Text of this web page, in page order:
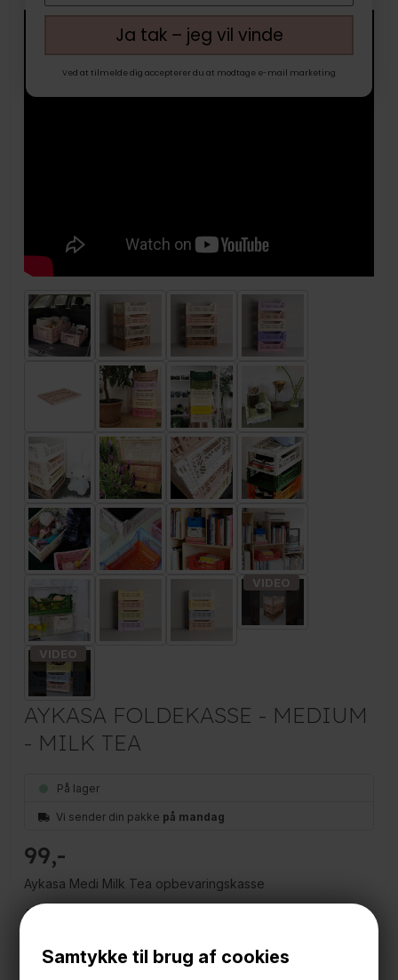
Samtykke til brug af cookies
AYKASA FOLDEKASSE - MEDIUM
- MILK TEA
På lager
Vi sender din pakke på mandag
99
Aykasa Medi Milk Tea opbevaringskasse
Aykasa foldekasse til opbevaring str. Medium i farven Milk
opbevaring af fødevarer, legetøj, skoopbevaring og
Ja tak – jeg vil vinde
Ved at tilmelde dig accepterer du at modtage e-mail marketing